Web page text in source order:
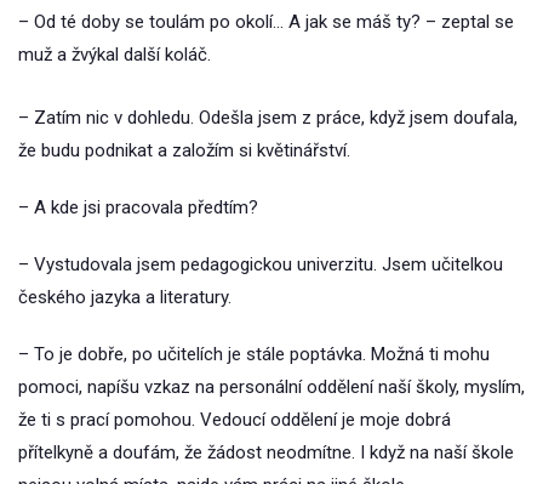
– Od té doby se toulám po okolí… A jak se máš ty? – zeptal se
muž a žvýkal další koláč.
– Zatím nic v dohledu. Odešla jsem z práce, když jsem doufala,
že budu podnikat a založím si květinářství.
– A kde jsi pracovala předtím?
– Vystudovala jsem pedagogickou univerzitu. Jsem učitelkou
českého jazyka a literatury.
– To je dobře, po učitelích je stále poptávka. Možná ti mohu
pomoci, napíšu vzkaz na personální oddělení naší školy, myslím,
že ti s prací pomohou. Vedoucí oddělení je moje dobrá
přítelkyně a doufám, že žádost neodmítne. I když na naší škole